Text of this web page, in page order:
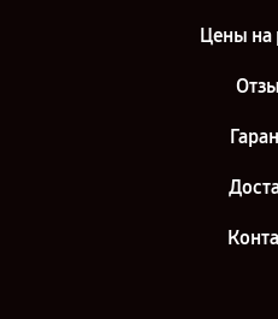
Цены на